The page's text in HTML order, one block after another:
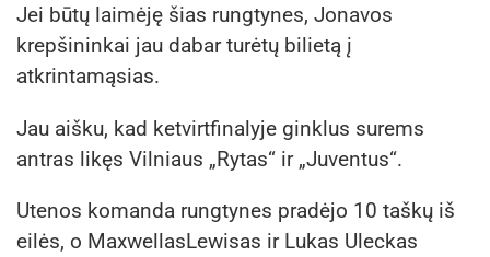
Jei būtų laimėję šias rungtynes, Jonavos
krepšininkai jau dabar turėtų bilietą į
atkrintamąsias.
Jau aišku, kad ketvirtfinalyje ginklus surems
antras likęs Vilniaus „Rytas“ ir „Juventus“.
Utenos komanda rungtynes pradėjo 10 taškų iš
eilės, o MaxwellasLewisas ir Lukas Uleckas